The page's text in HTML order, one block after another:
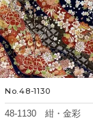
No.48-1130
48-1130 紺・金彩